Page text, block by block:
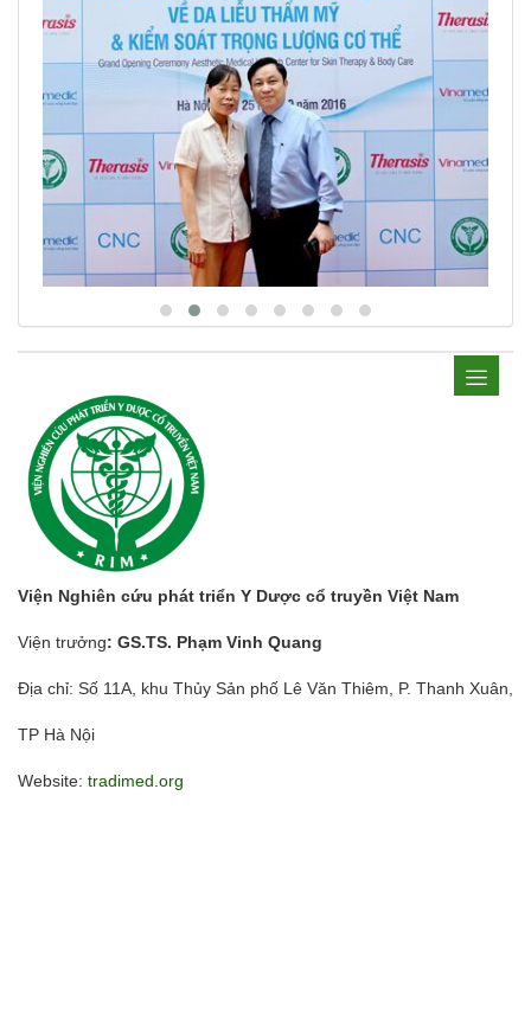
Viện Nghiên cứu phát triển Y Dược cổ truyền Việt Nam
Viện trưởng: GS.TS. Phạm Vinh Quang
Địa chỉ: Số 11A, khu Thủy Sản phố Lê Văn Thiêm, P. Thanh Xuân,
TP Hà Nội
Website: tradimed.org